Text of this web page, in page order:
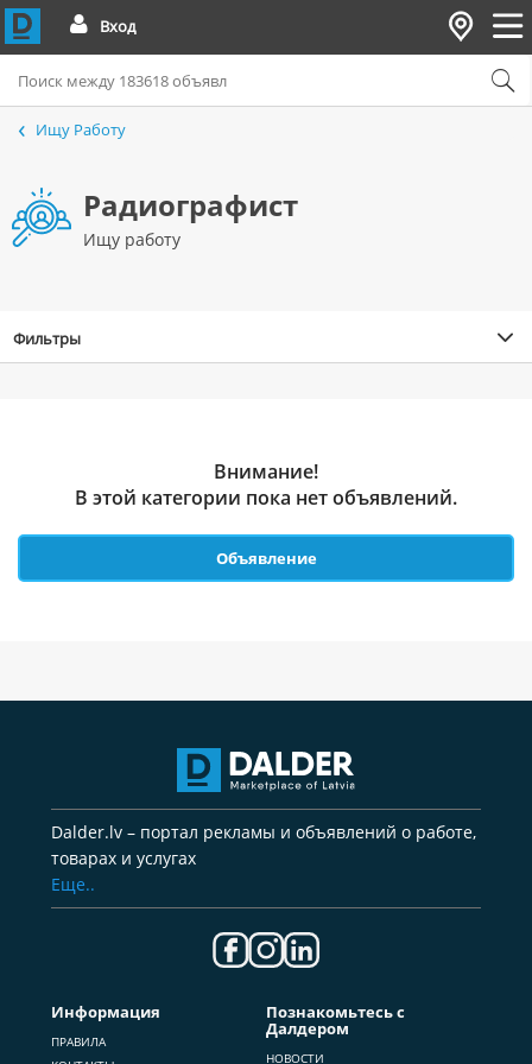
Вход
Ищу Работу
Радиографист
Ищу работу
Фильтры
Внимание!
В этой категории пока нет объявлений.
Объявление
Dalder.lv – портал рекламы и объявлений о работе,
товарах и услугах
Еще..
Информация
ПРАВИЛА
Познакомьтесь с
Далдером
НОВОСТИ